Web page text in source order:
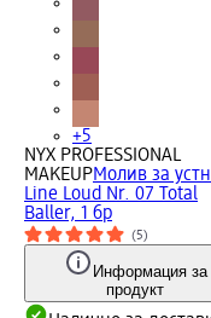
+5
NYX PROFESSIONAL
MAKEUPМолив за
Line Loud Nr. 07 Total
Baller, 1 бр
(5)
Информация за
продукт